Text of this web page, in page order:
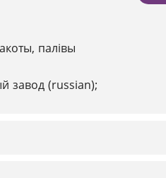
палівы
завод (russian);